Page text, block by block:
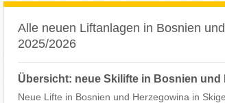
Alle neuen Liftanlagen in Bosnien
2025/2026
Übersicht: neue Skilifte in Bosnien und
Neue Lifte in Bosnien und Herzegowina in